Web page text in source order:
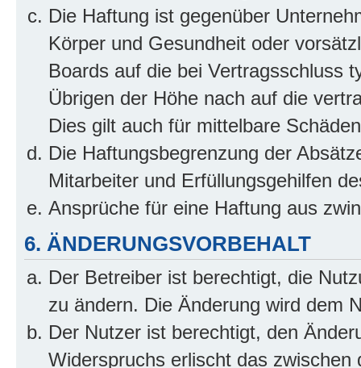
Die Haftung ist gegenüber
Körper und Gesundheit oder
Boards auf die bei Vertragsschluss
Übrigen der Höhe nach auf die
Dies gilt auch für mittelbare
Die Haftungsbegrenzung der
Mitarbeiter und Erfüllungsgehilfen
Ansprüche für eine Haftung aus
6. ÄNDERUNGSVORBEHALT
Der Betreiber ist berechtigt, die
zu ändern. Die Änderung wird dem
Der Nutzer ist berechtigt, den
Widerspruchs erlischt das